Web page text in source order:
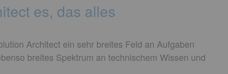
es, das alles
Architect ein sehr breites Feld an Aufgaben
breites Spektrum an technischem Wissen und